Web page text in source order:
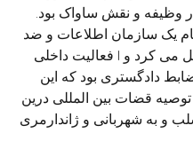
وظیفه و نقش ساواک بود.
یک سازمان اطلاعات و ضد
جاسوسی عمل می کرد و I فعالیت داخلی
دادگستری بود که این
قضات بین المللی درین
و به شهربانی و ژاندارمری